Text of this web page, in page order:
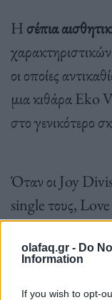
olafaq.gr - Do
Information
If you wish to opt-
Η σέπια
οι οποίες
μια κιθάρα
στο γενικότερο
Όταν οι Joy
single τους,
του 1980,θα
αυτοκτονήσει